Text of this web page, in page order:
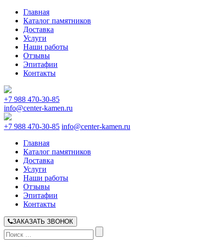
Главная
Каталог памятников
Доставка
Услуги
Наши работы
Отзывы
Эпитафии
Контакты
+7 988 470-30-85
info@center-kamen.ru
+7 988 470-30-85 info@center-kamen.ru
Главная
Каталог памятников
Доставка
Услуги
Наши работы
Отзывы
Эпитафии
Контакты
ЗАКАЗАТЬ ЗВОНОК